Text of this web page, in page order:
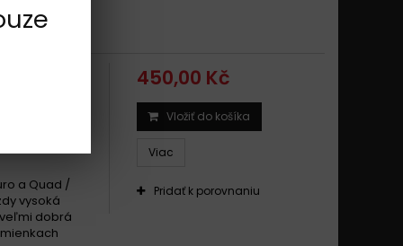
/ LUCAS
a Quad /
vysoká
dobrá
450,00 Kč
Vložiť do košíka
Viac
Pridať k porovnaniu